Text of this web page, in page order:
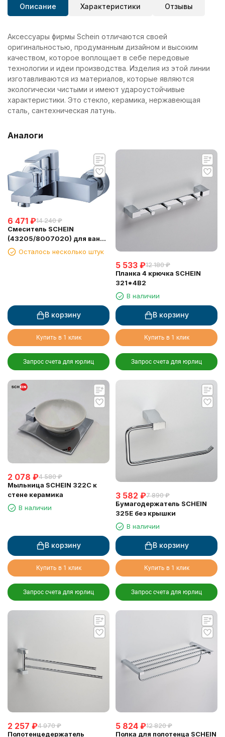
Описание Характеристики Отзывы
Аксессуары фирмы Schein отличаются своей
оригинальностью, продуманным дизайном и высоким
качеством, которое воплощает в себе передовые
технологии и идеи производства. Изделия из этой линии
изготавливаются из материалов, которые являются
экологически чистыми и имеют удароустойчивые
характеристики. Это стекло, керамика, нержавеющая
сталь, сантехническая латунь.
Аналоги
6 471 ₽14 240 ₽
Смеситель SCHEIN
(43205/8007020) для ванны
с лейкой
Осталось несколько штук
В корзину
Купить в 1 клик
Запрос счета для юрлиц
5 533 ₽12 180 ₽
Планка 4 крючка SCHEIN
321*4B2
В наличии
В корзину
Купить в 1 клик
Запрос счета для юрлиц
2 078 ₽4 580 ₽
Мыльница SCHEIN 322C к
стене керамика
В наличии
В корзину
Купить в 1 клик
Запрос счета для юрлиц
3 582 ₽7 890 ₽
Бумагодержатель SCHEIN
325E без крышки
В наличии
В корзину
Купить в 1 клик
Запрос счета для юрлиц
2 257 ₽4 970 ₽
Полотенцедержатель
5 824 ₽12 820 ₽
Полка для полотенца SCHEIN